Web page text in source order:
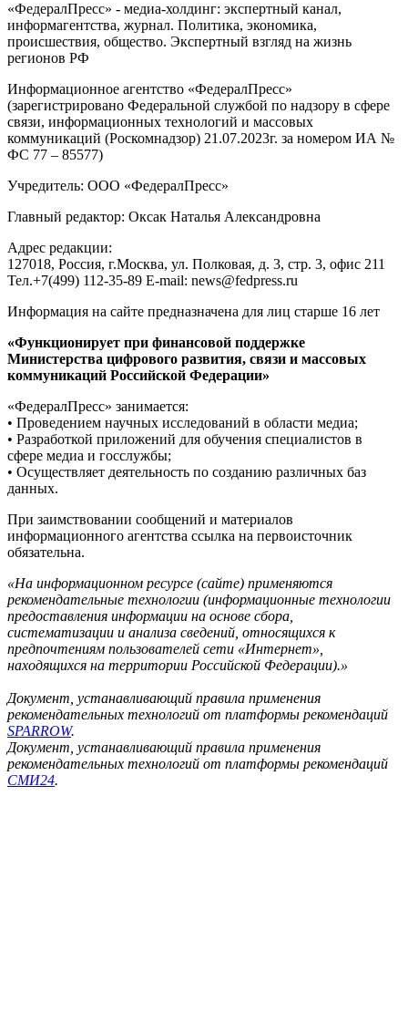
«ФедералПресс» - медиа-холдинг: экспертный канал,
информагентства, журнал. Политика, экономика,
происшествия, общество. Экспертный взгляд на жизнь
регионов РФ
Информационное агентство «ФедералПресс»
(зарегистрировано Федеральной службой по надзору в сфере
связи, информационных технологий и массовых
коммуникаций (Роскомнадзор) 21.07.2023г. за номером ИА №
ФС 77 – 85577)
Учредитель: ООО «ФедералПресс»
Главный редактор: Оксак Наталья Александровна
Адрес редакции:
127018, Россия, г.Москва, ул. Полковая, д. 3, стр. 3, офис 211
Тел.+7(499) 112-35-89 E-mail: news@fedpress.ru
Информация на сайте предназначена для лиц старше 16 лет
«Функционирует при финансовой поддержке
Министерства цифрового развития, связи и массовых
коммуникаций Российской Федерации»
«ФедералПресс» занимается:
• Проведением научных исследований в области медиа;
• Разработкой приложений для обучения специалистов в
сфере медиа и госслужбы;
• Осуществляет деятельность по созданию различных баз
данных.
При заимствовании сообщений и материалов
информационного агентства ссылка на первоисточник
обязательна.
«На информационном ресурсе (сайте) применяются
рекомендательные технологии (информационные технологии
предоставления информации на основе сбора,
систематизации и анализа сведений, относящихся к
предпочтениям пользователей сети «Интернет»,
находящихся на территории Российской Федерации).»
Документ, устанавливающий правила применения
рекомендательных технологий от платформы рекомендаций
SPARROW.
Документ, устанавливающий правила применения
рекомендательных технологий от платформы рекомендаций
СМИ24.